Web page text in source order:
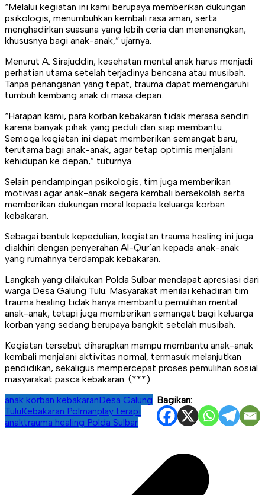
“Melalui kegiatan ini kami berupaya memberikan dukungan
psikologis, menumbuhkan kembali rasa aman, serta
menghadirkan suasana yang lebih ceria dan menenangkan,
khususnya bagi anak-anak,” ujarnya.
Menurut A. Sirajuddin, kesehatan mental anak harus menjadi
perhatian utama setelah terjadinya bencana atau musibah.
Tanpa penanganan yang tepat, trauma dapat memengaruhi
tumbuh kembang anak di masa depan.
“Harapan kami, para korban kebakaran tidak merasa sendiri
karena banyak pihak yang peduli dan siap membantu.
Semoga kegiatan ini dapat memberikan semangat baru,
terutama bagi anak-anak, agar tetap optimis menjalani
kehidupan ke depan,” tuturnya.
Selain pendampingan psikologis, tim juga memberikan
motivasi agar anak-anak segera kembali bersekolah serta
memberikan dukungan moral kepada keluarga korban
kebakaran.
Sebagai bentuk kepedulian, kegiatan trauma healing ini juga
diakhiri dengan penyerahan Al-Qur’an kepada anak-anak
yang rumahnya terdampak kebakaran.
Langkah yang dilakukan Polda Sulbar mendapat apresiasi dari
warga Desa Galung Tulu. Masyarakat menilai kehadiran tim
trauma healing tidak hanya membantu pemulihan mental
anak-anak, tetapi juga memberikan semangat bagi keluarga
korban yang sedang berupaya bangkit setelah musibah.
Kegiatan tersebut diharapkan mampu membantu anak-anak
kembali menjalani aktivitas normal, termasuk melanjutkan
pendidikan, sekaligus mempercepat proses pemulihan sosial
masyarakat pasca kebakaran. (***)
Bagikan:
anak korban kebakaranDesa Galung
TuluKebakaran Polmanplay terapi
anaktrauma healing Polda Sulbar